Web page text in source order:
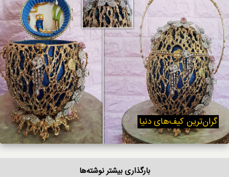
گران‌ترین کیف‌های دنیا
بارگذاری بیشتر نوشته‌ها